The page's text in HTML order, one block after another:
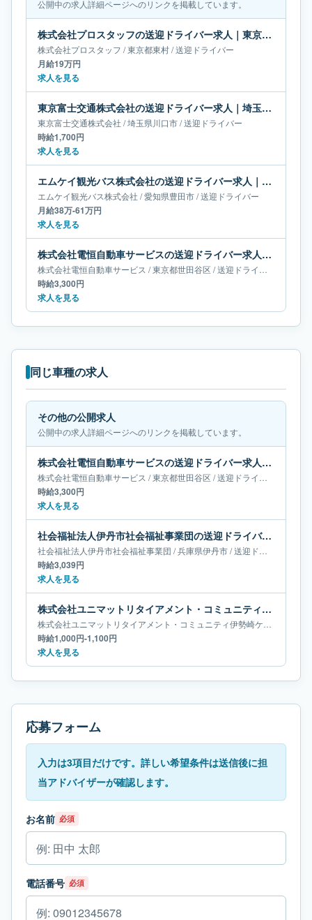
公開中の求人詳細ページへのリンクを掲載しています。
株式会社プロスタッフの送迎ドライバー求人｜東京都東村｜月給19万円
株式会社プロスタッフ /東京都東村/送迎ドライバー
月給19万円
求人を見る
東京富士交通株式会社の送迎ドライバー求人｜埼玉県川口市
東京富士交通株式会社 /埼玉県川口市/送迎ドライバー
時給1,700円
求人を見る
エムケイ観光バス株式会社の送迎ドライバー求人｜愛知県豊田市｜月給38万-61万円
エムケイ観光バス株式会社 /愛知県豊田市/送迎ドライバー
月給38万-61万円
求人を見る
株式会社電恒自動車サービスの送迎ドライバー求人｜東京都世田谷区
株式会社電恒自動車サービス /東京都世田谷区 /送迎ドライバー
時給3,300円
求人を見る
同じ車種の求人
その他の公開求人
公開中の求人詳細ページへのリンクを掲載しています。
株式会社電恒自動車サービスの送迎ドライバー求人｜東京都世田谷区
株式会社電恒自動車サービス /東京都世田谷区 /送迎ドライバー
時給3,300円
求人を見る
社会福祉法人伊丹市社会福祉事業団の送迎ドライバー求人｜兵庫県伊丹市
社会福祉法人伊丹市社会福祉事業団 /兵庫県伊丹市/送迎ドライバー
時給3,039円
求人を見る
株式会社ユニマットリタイアメント・コミュニティ伊勢崎ケアセンターそよ風の送迎ドライバー求人｜群馬県伊勢崎市
株式会社ユニマットリタイアメント・コミュニティ伊勢崎ケアセンターそよ風
時給1,000円-1,100円
求人を見る
応募フォーム
入力は3項目だけです。詳しい希望条件は送信後に担
当アドバイザーが確認します。
お名前 必須
電話番号 必須